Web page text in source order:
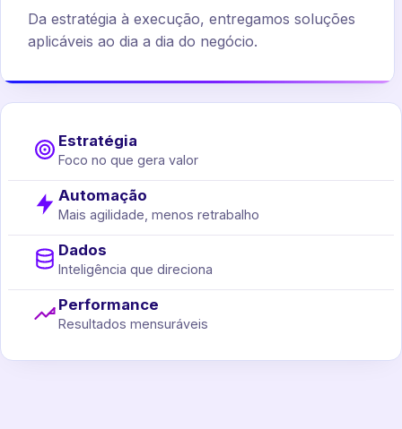
Da estratégia à execução, entregamos soluções
aplicáveis ao dia a dia do negócio.
Estratégia
Foco no que gera valor
Automação
Mais agilidade, menos retrabalho
Dados
Inteligência que direciona
Performance
Resultados mensuráveis